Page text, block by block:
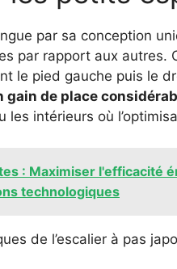
par sa conception
par rapport aux autres.
le pied gauche puis le
de place
intérieurs où
: Maximiser l'efficacité
technologiques
de l’escalier à pas